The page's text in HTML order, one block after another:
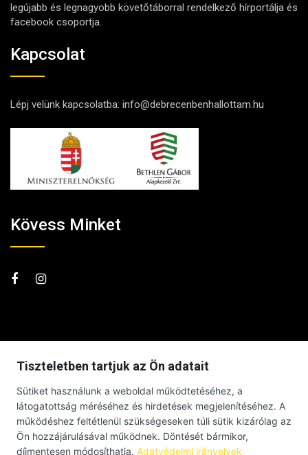
legújabb és legnagyobb követőtáborral rendelkező hírportálja és
facebook csoportja.
Kapcsolat
Lépj velünk kapcsolatba: info@debrecenbenhallottam.hu
Kövess Minket
Tiszteletben tartjuk az Ön adatait
Sütiket használunk a weboldal működtetéséhez, a
látogatottság méréséhez és hirdetések megjelenítéséhez. A
működéshez feltétlenül szükségeseken túli sütik kizárólag az
Ön hozzájárulásával működnek. Döntését bármikor,
díjmentesen módosíthatja. Adatvédelmi irányelvek